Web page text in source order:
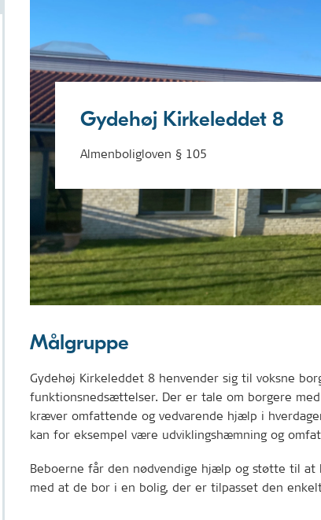
Gydehøj Kirkeleddet 8
Almenboligloven § 105
Målgruppe
Gydehøj Kirkeleddet 8 henvender sig til voksne
funktionsnedsættelser. Der er tale om borgere
kræver omfattende og vedvarende hjælp i
kan for eksempel være udviklingshæmning og
Beboerne får den nødvendige hjælp og støtte til at
med at de bor i en bolig, der er tilpasset den